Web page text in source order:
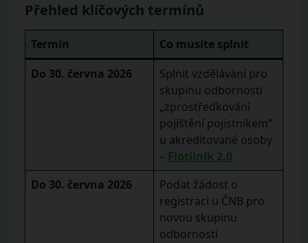
Přehled klíčových termínů
Termín
Co musíte splnit
Do 30. června 2026
Splnit vzdělávání pro
skupinu odbornosti
„zprostředkování
pojištění pojistníkem“
u akreditované osoby
– Flotilník 2.0
Do 30. června 2026
Podat žádost o
registraci u ČNB pro
novou skupinu
odbornosti